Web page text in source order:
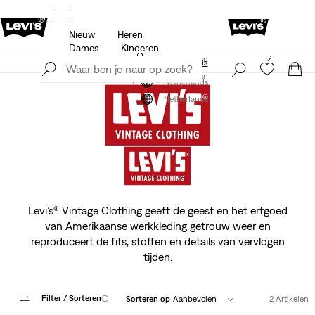
Update verzend- en retourbeleid
Meld je nu aan
Netherlands
Nieuw
Heren
Dames
Kinderen
Levi's App. Het beste van Levi’s®, speciaal voor jou op
Meer details
Meld je nu aan
Netherlands
Levi’s® Vintage Clothing geeft de geest en het erfgoed
van Amerikaanse werkkleding getrouw weer en
reproduceert de fits, stoffen en details van vervlogen
tijden.
Filter / Sorteren(1) Sorteren op Aanbevolen 2 Artikelen